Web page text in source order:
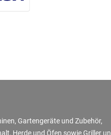
Gartengeräte und Zubehör,
Herde und Öfen sowie Griller